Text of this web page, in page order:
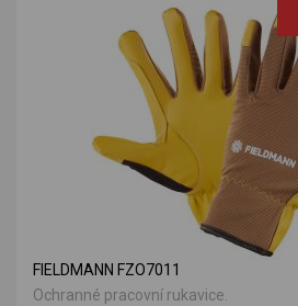
FIELDMANN FZO7011
Ochranné pracovní rukavice.